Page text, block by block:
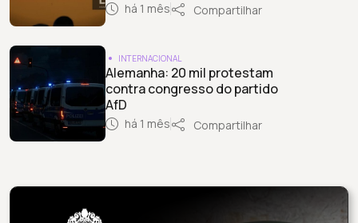
há 1 mês Compartilhar
INTERNACIONAL
Alemanha: 20 mil protestam
contra congresso do partido
AfD
há 1 mês Compartilhar